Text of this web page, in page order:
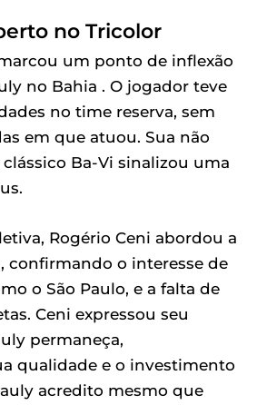
no Tricolor
um ponto de inflexão
no Bahia . O jogador teve
no time reserva, sem
em que atuou. Sua não
clássico Ba-Vi sinalizou uma
Rogério Ceni abordou a
confirmando o interesse de
o São Paulo, e a falta de
Ceni expressou seu
permaneça,
qualidade e o investimento
acredito mesmo que